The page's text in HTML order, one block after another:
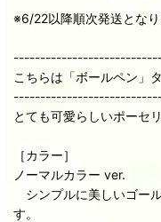
※6/22以降順次発送となり
こちらは「ボールペン」
とても可愛らしいポーセ
［カラー］
ノーマルカラー ver.
シンプルに美しいゴー
す。